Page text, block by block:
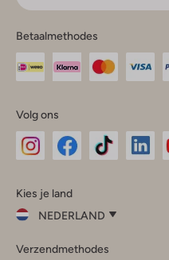
Betaalmethodes
Volg ons
InstagramFacebook
Kies je land
NEDERLAND
je
Verzendmethodes